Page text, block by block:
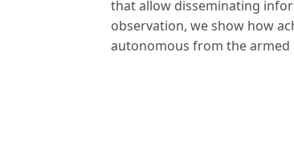
that allow disseminating
observation, we show how
autonomous from the armed